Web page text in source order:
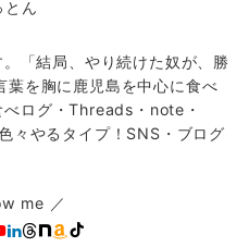
とん
「結局、やり続けた奴が、勝
を胸に鹿児島を中心に食べ
ログ・Threads・note・
々やるタイプ！SNS・ブログ
me ／